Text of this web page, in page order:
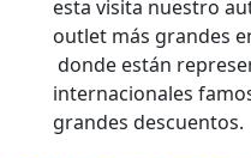
esta visita nuestro
outlet más grandes
donde están
internacionales
grandes descuentos.